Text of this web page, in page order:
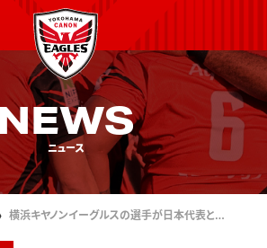
NEWS
ニュース
横浜キヤノンイーグルスの選手が日本代表と…